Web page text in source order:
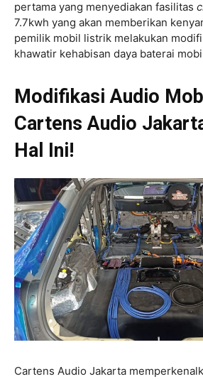
pertama yang menyediakan fasilitas
7.7kwh yang akan memberikan
pemilik mobil listrik melakukan
khawatir kehabisan daya baterai
Modifikasi Audio
Cartens Audio
Hal Ini!
Cartens Audio Jakarta